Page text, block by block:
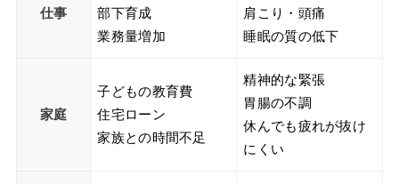
仕事
部下育成
業務量増加
肩こり・頭痛
睡眠の質の低下
家庭
子どもの教育費
住宅ローン
家族との時間不足
精神的な緊張
胃腸の不調
休んでも疲れが抜け
にくい